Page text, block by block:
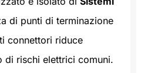
di punti di terminazione
connettori riduce
di rischi elettrici comuni.